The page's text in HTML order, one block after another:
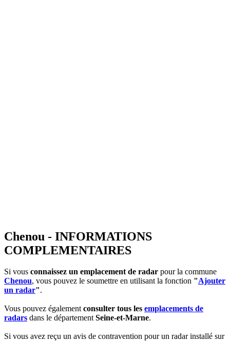
Chenou - INFORMATIONS
COMPLEMENTAIRES
Si vous connaissez un emplacement de radar pour la commune
Chenou, vous pouvez le soumettre en utilisant la fonction "Ajouter
un radar".
Vous pouvez égalementconsulter tous les emplacements de
radars dans le départementSeine-et-Marne.
Si vous avez reçu un avis de contravention pour un radar installé sur